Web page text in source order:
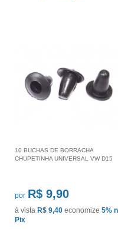
10 BUCHAS DE BORRACHA
CHUPETINHA UNIVERSAL VW D15
por R$ 9,90
à vista R$ 9,40 economize 5%
Pix